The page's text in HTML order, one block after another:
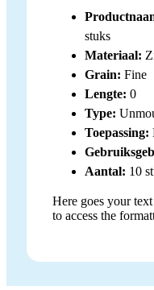
stuks
Materiaal:
Grain: Fine
Lengte: 0
Type:
Toepassing:
Aantal: 10
Here goes your
to access the